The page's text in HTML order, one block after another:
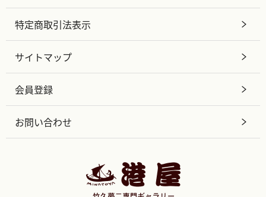
特定商取引法表示
サイトマップ
会員登録
お問い合わせ